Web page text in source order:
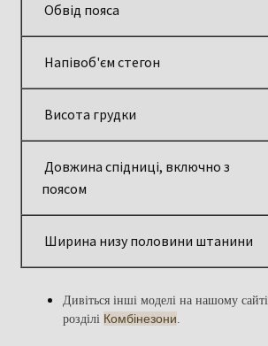
Обвід пояса
Напівоб'єм стегон
Висота грудки
Довжина спідниці, включно з
поясом
Ширина низу половини штанини
Дивіться інші моделі на нашому сайті
розділі Комбінезони